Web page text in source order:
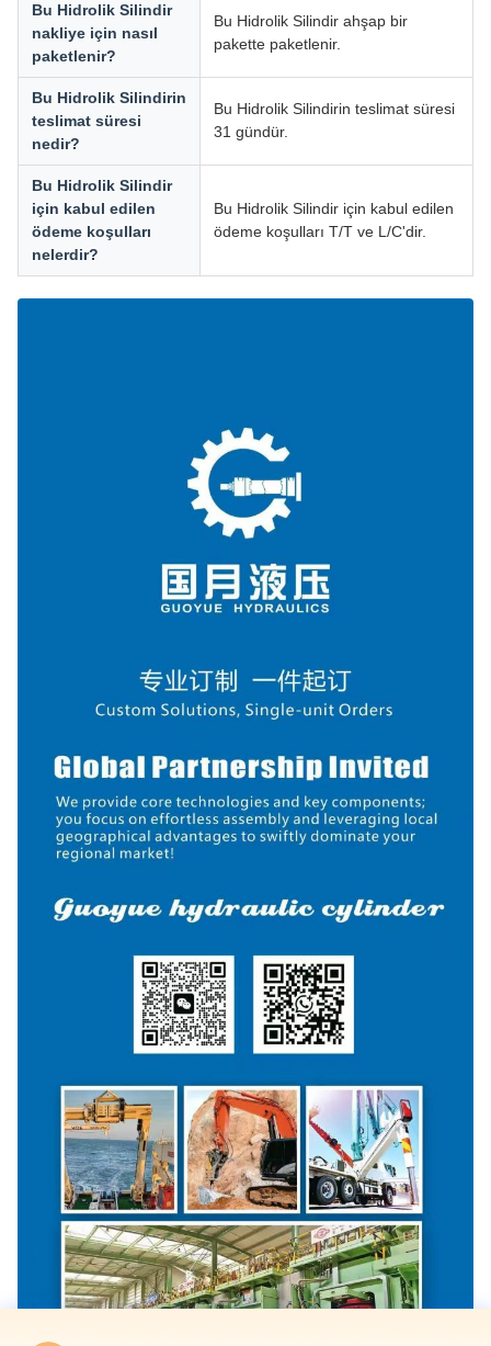
Bu Hidrolik Silindir
nakliye için nasıl
paketlenir?
Bu Hidrolik Silindir ahşap bir
pakette paketlenir.
Bu Hidrolik Silindirin
teslimat süresi
nedir?
Bu Hidrolik Silindirin teslimat süresi
31 gündür.
Bu Hidrolik Silindir
için kabul edilen
ödeme koşulları
nelerdir?
Bu Hidrolik Silindir için kabul edilen
ödeme koşulları T/T ve L/C'dir.